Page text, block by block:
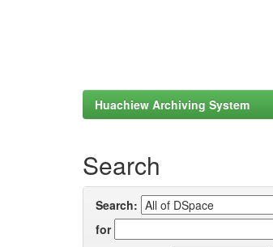
Huachiew Archiving System
Search
Search:
for